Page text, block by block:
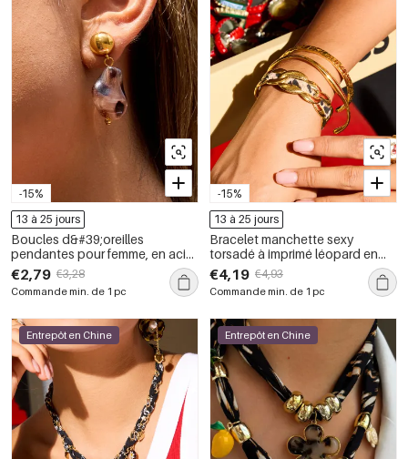
-15%
13 à 25 jours
Boucles d&#39;oreilles
pendantes pour femme, en acier
inoxydable doré, motif léopard,
étanches, 1 paire
€2,79 €3,28
Commande min. de 1 pc
-15%
13 à 25 jours
Bracelet manchette sexy
torsadé à imprimé léopard en
acier inoxydable, couleur or,
pour femme (1 pièce).
€4,19 €4,93
Commande min. de 1 pc
Entrepôt en Chine Entrepôt en Chine